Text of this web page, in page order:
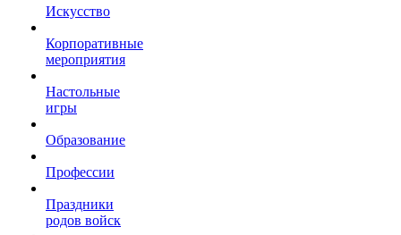
Искусство
Корпоративные
мероприятия
Настольные
игры
Образование
Профессии
Праздники
родов войск